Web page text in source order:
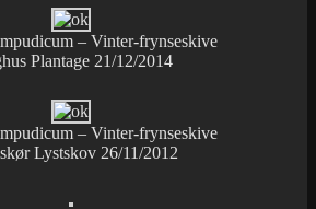
– Vinter-frynseskive
Plantage 21/12/2014
– Vinter-frynseskive
Lystskov 26/11/2012